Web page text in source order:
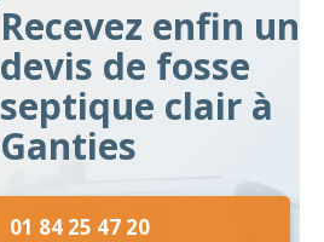
Recevez enfin un
devis de fosse
septique clair à
Ganties
01 84 25 47 20